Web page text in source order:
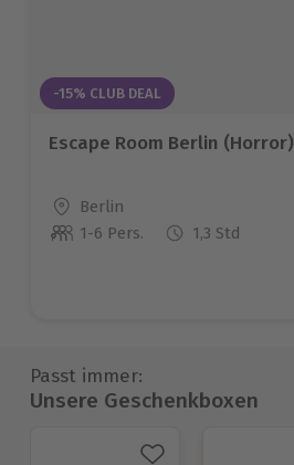
-15% CLUB DEAL
Escape Room Berlin (Horror)
Standort
Berlin
Anzahl der Teilnehmer
1-6 Pers. 1,3 Std
Passt immer:
Unsere Geschenkboxen